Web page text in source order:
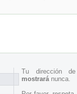
Tu dirección
mostraránunca.